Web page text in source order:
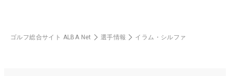
ゴルフ総合サイト ALBA Net 選手情報 イラム・シルファ